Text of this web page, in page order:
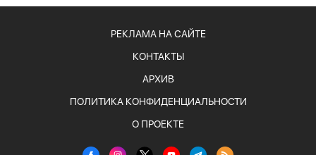
РЕКЛАМА НА САЙТЕ
КОНТАКТЫ
АРХИВ
ПОЛИТИКА КОНФИДЕНЦИАЛЬНОСТИ
О ПРОЕКТЕ